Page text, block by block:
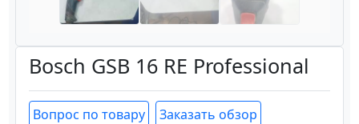
Bosch GSB 16 RE Professional
Вопрос по товару
Заказать обзор